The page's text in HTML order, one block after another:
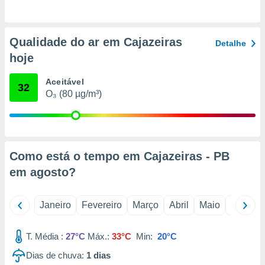
ou opor-
qualquer
em “
na
num
para
Qualidade do ar em Cajazeiras
hoje
Detalhe
32 Aceitável
O₃ (80 µg/m³)
Como está o tempo em Cajazeiras - PB
em agosto?
Janeiro Fevereiro Março Abril Maio Junho
T. Média : 27°C Máx.: 33°C Min: 20°C
Dias de chuva: 1 dias